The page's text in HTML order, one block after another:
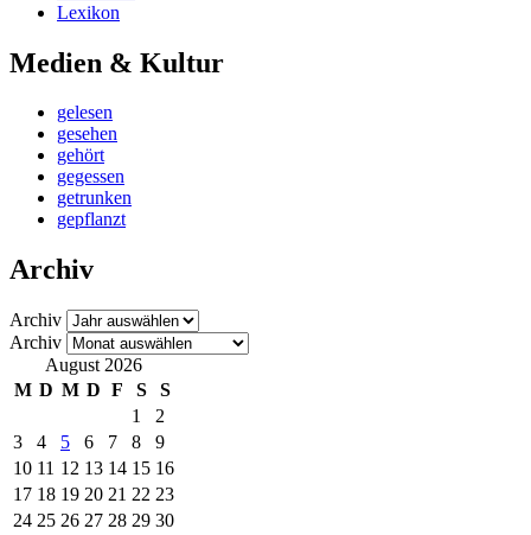
Lexikon
Medien & Kultur
gelesen
gesehen
gehört
gegessen
getrunken
gepflanzt
Archiv
Archiv
Archiv
August 2026
M D M D F S
S
1
2
3
4 5 6 7 8
9
10 11 12 13 14 15 16
17 18 19 20 21 22 23
24 25 26 27 28 29 30